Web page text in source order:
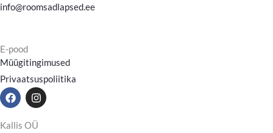
info@roomsadlapsed.ee
E-pood
Müügitingimused
Privaatsuspoliitika
F
a
e
I
n
t
Kallis OÜ